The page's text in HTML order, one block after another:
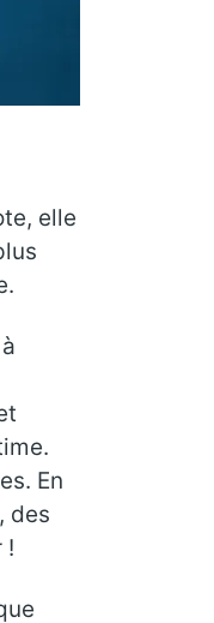
elle
En
des
!